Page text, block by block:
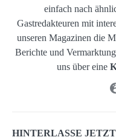
einfach nach
Gastredakteuren mit
unseren Magazinen die
Berichte und
uns über eine
HINTERLASSE